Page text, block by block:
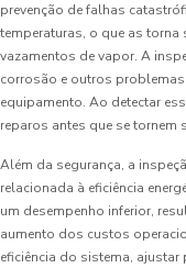
prevenção de falhas
temperaturas, o que as
vazamentos de vapor. A
corrosão e outros
equipamento. Ao detectar
reparos antes que se tornem
Além da segurança, a
relacionada à eficiência
um desempenho inferior,
aumento dos custos
eficiência do sistema, ajustar